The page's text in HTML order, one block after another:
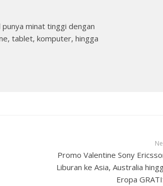
minat tinggi dengan
tablet, komputer, hingga
Promo Valentine Sony
Liburan ke Asia, Australia
Eropa